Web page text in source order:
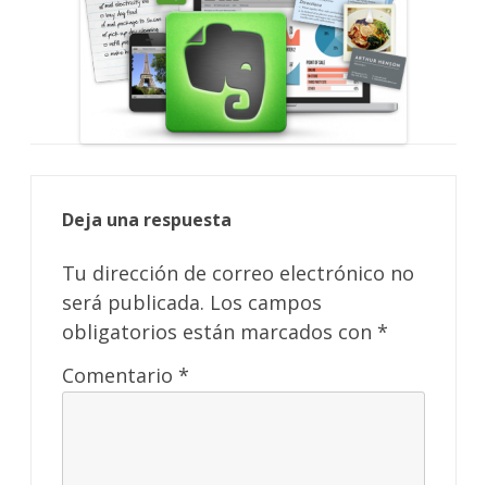
Deja una respuesta
Tu dirección de correo electrónico no
será publicada. Los campos
obligatorios están marcados con *
Comentario *